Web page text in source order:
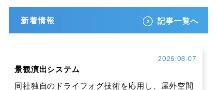
新着情報 記事一覧へ
2026.08.07
景観演出システム
同社独自のドライフォグ技術を応用し、屋外空間